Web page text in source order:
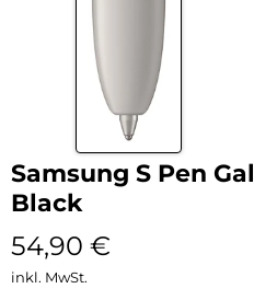
Samsung S Pen
Black
54,90 €
inkl. MwSt.